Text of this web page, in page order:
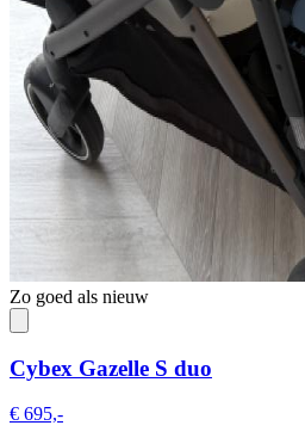
Zo goed als nieuw
Cybex Gazelle S duo
€ 695,-